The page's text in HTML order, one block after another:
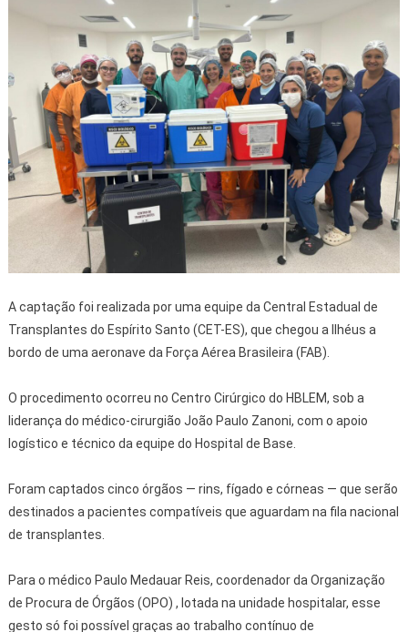
A captação foi realizada por uma equipe da Central Estadual de
Transplantes do Espírito Santo (CET-ES), que chegou a Ilhéus a
bordo de uma aeronave da Força Aérea Brasileira (FAB).
O procedimento ocorreu no Centro Cirúrgico do HBLEM, sob a
liderança do médico-cirurgião João Paulo Zanoni, com o apoio
logístico e técnico da equipe do Hospital de Base.
Foram captados cinco órgãos — rins, fígado e córneas — que serão
destinados a pacientes compatíveis que aguardam na fila nacional
de transplantes.
Para o médico Paulo Medauar Reis, coordenador da Organização
de Procura de Órgãos (OPO) , lotada na unidade hospitalar, esse
gesto só foi possível graças ao trabalho contínuo de